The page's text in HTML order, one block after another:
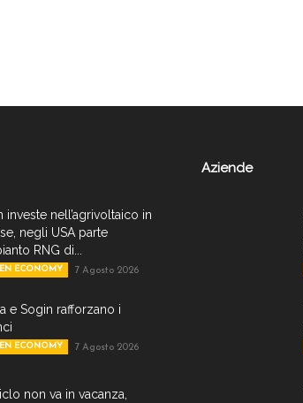
investe nell’agrivoltaico in
negli USA parte
RNG di...
ECONOMY 7 Agosto 2026
e Sogin rafforzano i
ECONOMY 7 Agosto 2026
non va in vacanza,
Aziende